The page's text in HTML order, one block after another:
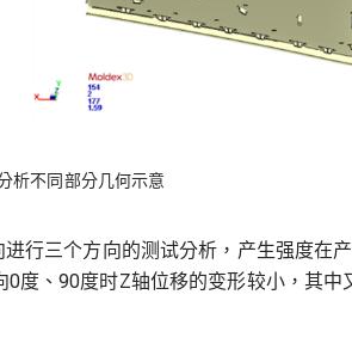
析不同部分几何示意
行三个方向的测试分析，产生强度在
度、90度时Z轴位移的变形较小，其中